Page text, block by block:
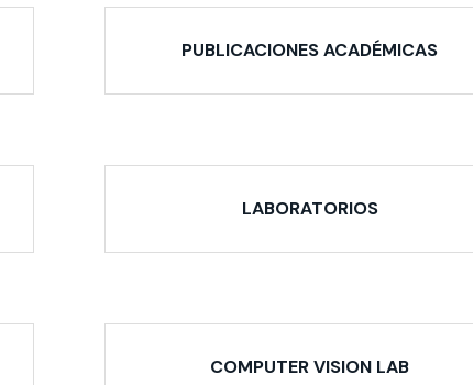
PUBLICACIONES ACADÉMICAS
LABORATORIOS
COMPUTER VISION LAB